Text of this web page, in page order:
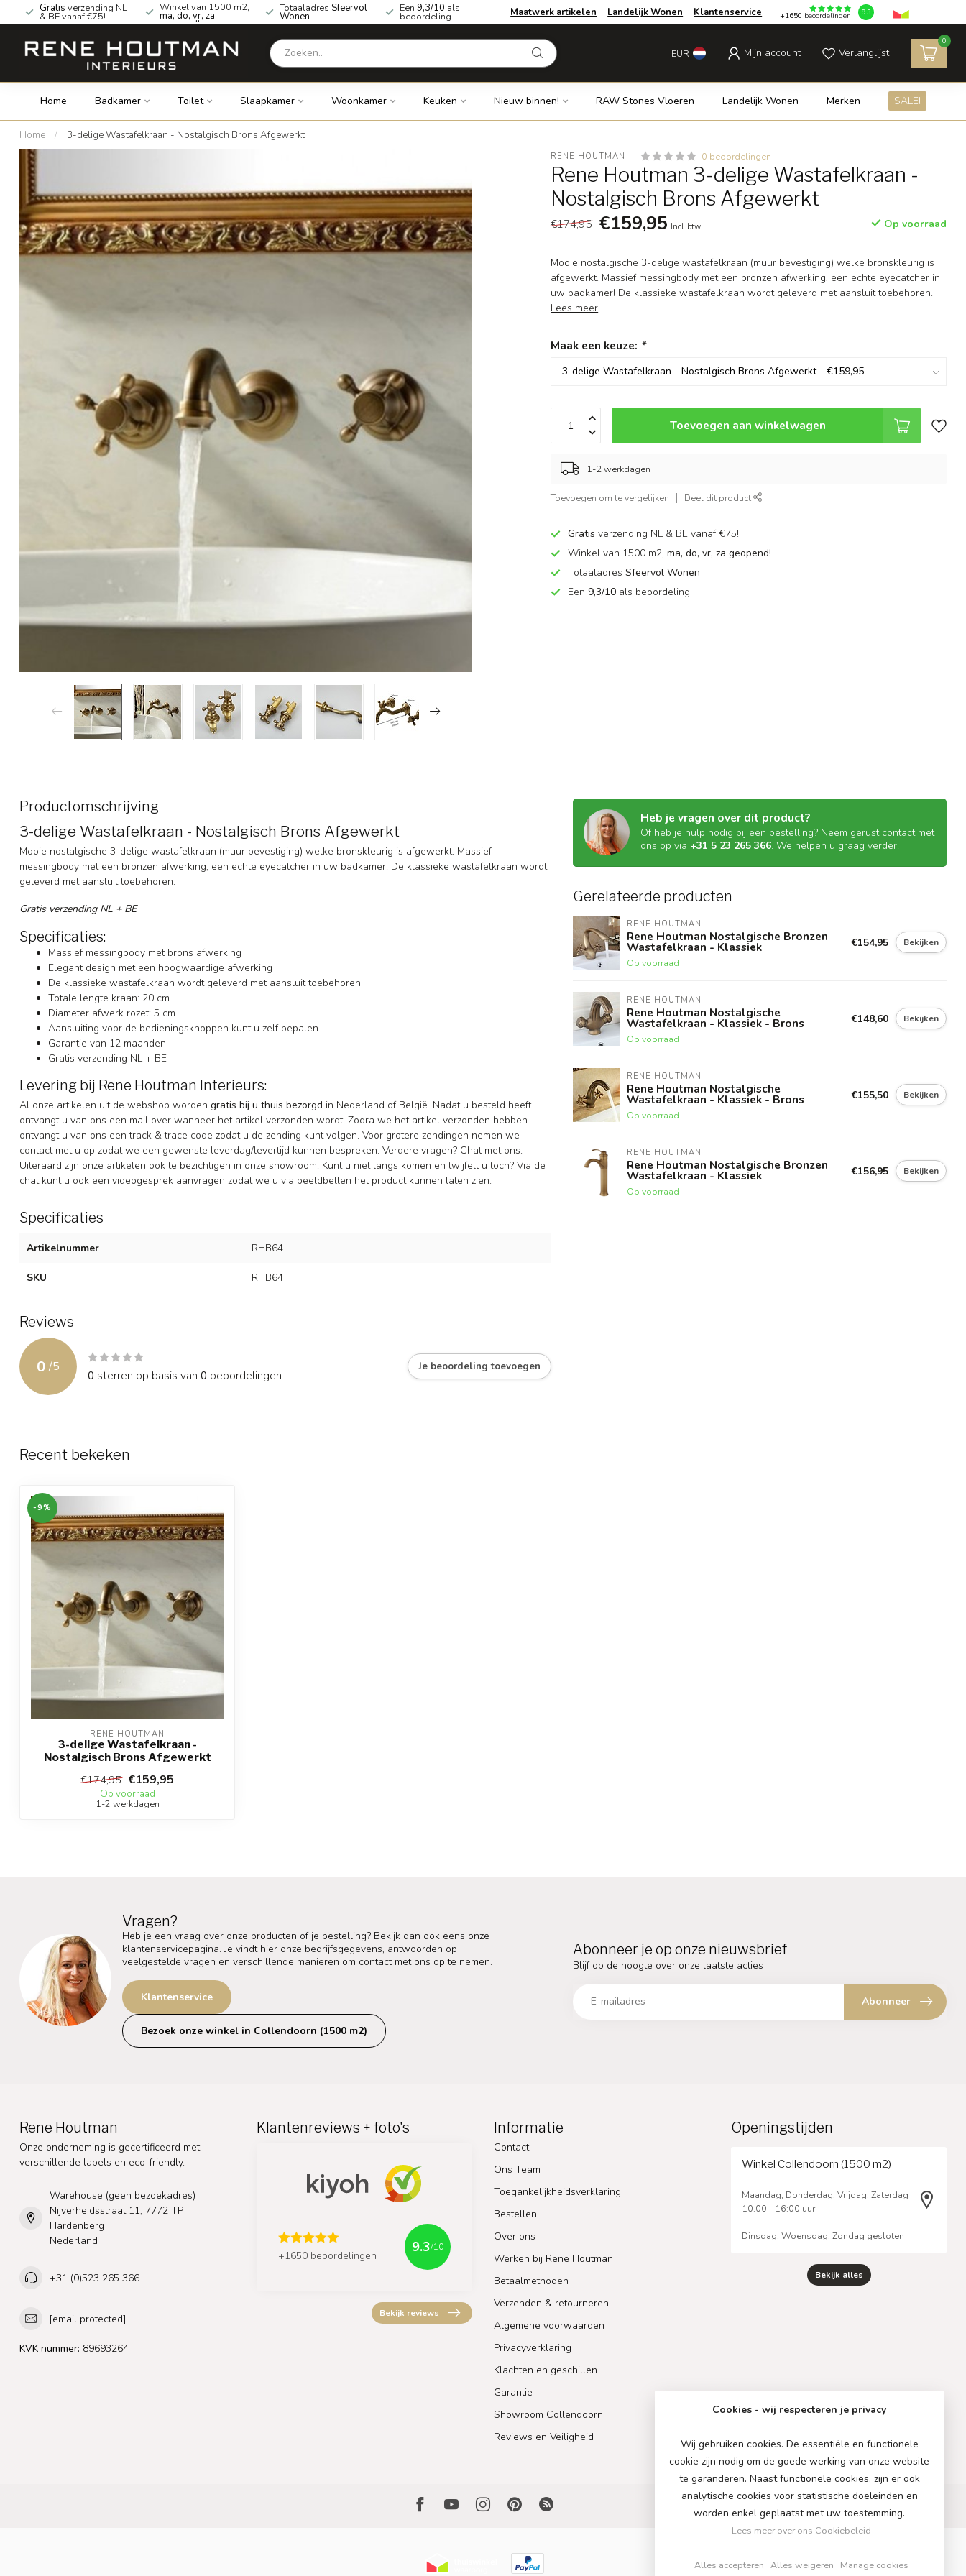
Gratis verzending NL
& BE vanaf €75!
Winkel van 1500 m2,
ma, do, vr, za
geopend!
Totaaladres Sfeervol
Wonen
Een 9,3/10 als
beoordeling Maatwerk artikelen Landelijk Wonen Klantenservice +1650 beoordelingen 9.3
EUR Mijn account Verlanglijst
0
Home Badkamer Toilet Slaapkamer Woonkamer Keuken Nieuw binnen! RAW Stones Vloeren Landelijk Wonen Merken SALE!
Home / 3-delige Wastafelkraan - Nostalgisch Brons Afgewerkt
RENE HOUTMAN 0 beoordelingen
Rene Houtman 3-delige Wastafelkraan -
Nostalgisch Brons Afgewerkt
€174,95 €159,95 Incl. btw Op voorraad
Mooie nostalgische 3-delige wastafelkraan (muur bevestiging) welke bronskleurig is
afgewerkt. Massief messingbody met een bronzen afwerking, een echte eyecatcher in
uw badkamer! De klassieke wastafelkraan wordt geleverd met aansluit toebehoren.
Lees meer.
Maak een keuze: *
Toevoegen aan winkelwagen
1-2 werkdagen
Toevoegen om te vergelijken Deel dit product
Gratisverzending NL & BE vanaf €75!
Winkel van 1500 m2,ma, do, vr, za geopend!
TotaaladresSfeervol Wonen
Een 9,3/10 als beoordeling
Productomschrijving
3-delige Wastafelkraan - Nostalgisch Brons Afgewerkt
Mooie nostalgische 3-delige wastafelkraan (muur bevestiging) welke bronskleurig is afgewerkt. Massief
messingbody met een bronzen afwerking, een echte eyecatcher in uw badkamer! De klassieke wastafelkraan wordt
geleverd met aansluit toebehoren.
Gratis verzending NL + BE
Specificaties:
Massief messingbody met brons afwerking
Elegant design met een hoogwaardige afwerking
De klassieke wastafelkraan wordt geleverd met aansluit toebehoren
Totale lengte kraan: 20 cm
Diameter afwerk rozet: 5 cm
Aansluiting voor de bedieningsknoppen kunt u zelf bepalen
Garantie van 12 maanden
Gratis verzending NL + BE
Levering bij Rene Houtman Interieurs:
Al onze artikelen uit de webshop worden gratis bij u thuis bezorgd in Nederland of België. Nadat u besteld heeft
ontvangt u van ons een mail over wanneer het artikel verzonden wordt. Zodra we het artikel verzonden hebben
ontvangt u van ons een track & trace code zodat u de zending kunt volgen. Voor grotere zendingen nemen we
contact met u op zodat we een gewenste leverdag/levertijd kunnen bespreken. Verdere vragen? Chat met ons.
Uiteraard zijn onze artikelen ook te bezichtigen in onze showroom. Kunt u niet langs komen en twijfelt u toch? Via de
chat kunt u ook een videogesprek aanvragen zodat we u via beeldbellen het product kunnen laten zien.
Specificaties
Artikelnummer RHB64
SKU RHB64
Reviews
0 /5
0 sterren op basis van 0 beoordelingen
Je beoordeling toevoegen
Heb je vragen over dit product?
Of heb je hulp nodig bij een bestelling? Neem gerust contact met
ons op via +31 5 23 265 366. We helpen u graag verder!
Gerelateerde producten
RENE HOUTMAN
Rene Houtman Nostalgische Bronzen
Wastafelkraan - Klassiek
Op voorraad
€154,95 Bekijken
RENE HOUTMAN
Rene Houtman Nostalgische
Wastafelkraan - Klassiek - Brons
Op voorraad
€148,60 Bekijken
RENE HOUTMAN
Rene Houtman Nostalgische
Wastafelkraan - Klassiek - Brons
Op voorraad
€155,50 Bekijken
RENE HOUTMAN
Rene Houtman Nostalgische Bronzen
Wastafelkraan - Klassiek
Op voorraad
€156,95 Bekijken
Recent bekeken
-9%
RENE HOUTMAN
3-delige Wastafelkraan -
Nostalgisch Brons Afgewerkt
€174,95 €159,95
Op voorraad
1-2 werkdagen
Vragen?
Heb je een vraag over onze producten of je bestelling? Bekijk dan ook eens onze
klantenservicepagina. Je vindt hier onze bedrijfsgegevens, antwoorden op
veelgestelde vragen en verschillende manieren om contact met ons op te nemen.
Klantenservice
Bezoek onze winkel in Collendoorn (1500 m2)
Abonneer je op onze nieuwsbrief
Blijf op de hoogte over onze laatste acties
Abonneer
Rene Houtman
Onze onderneming is gecertificeerd met
verschillende labels en eco-friendly.
Warehouse (geen bezoekadres)
Nijverheidsstraat 11, 7772 TP
Hardenberg
Nederland
+31 (0)523 265 366
[email protected]
KVK nummer: 89693264
Klantenreviews + foto's
+1650 beoordelingen
9.3/10
Bekijk reviews
Informatie
Contact
Ons Team
Toegankelijkheidsverklaring
Bestellen
Over ons
Werken bij Rene Houtman
Betaalmethoden
Verzenden & retourneren
Algemene voorwaarden
Privacyverklaring
Klachten en geschillen
Garantie
Showroom Collendoorn
Reviews en Veiligheid
Openingstijden
Winkel Collendoorn (1500 m2)
Maandag, Donderdag, Vrijdag, Zaterdag
10.00 - 16:00 uur
Dinsdag, Woensdag, Zondag gesloten
Bekijk alles
Cookies - wij respecteren je privacy
Wij gebruiken cookies. De essentiële en functionele
cookie zijn nodig om de goede werking van onze website
te garanderen. Naast functionele cookies, zijn er ook
analytische cookies voor statistische doeleinden en
worden enkel geplaatst met uw toestemming.
Lees meer over ons Cookiebeleid
Alles accepteren Alles weigeren Manage cookies